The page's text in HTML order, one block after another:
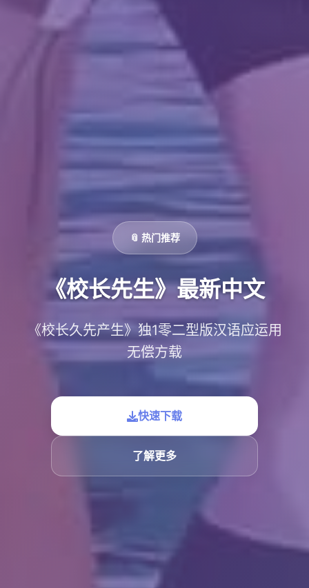
📎 热门推荐
《校长先生》最新中文
《校长久先产生》独1零二型版汉语应运用
无偿方载
快速下载
了解更多